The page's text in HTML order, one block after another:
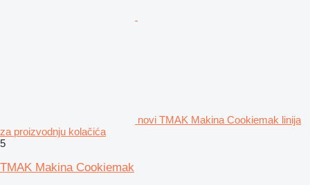
novi TMAK Makina Cookiemak linija
za proizvodnju kolačića
5
TMAK Makina Cookiemak